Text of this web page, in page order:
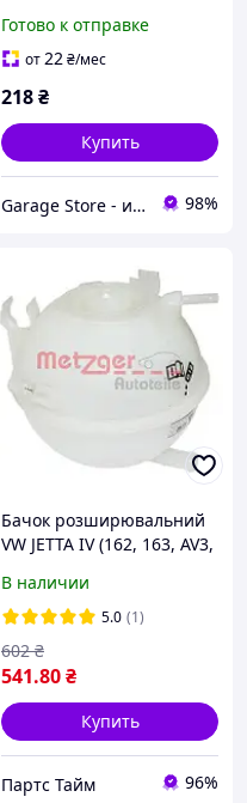
Готово к отправке
от22₴/мес
218₴
Купить
Garage Store - интернет магазин автозапчастей. 98%
Бачок розширювальний
VW JETTA IV (162, 163, AV3,
04 2140148
В наличии
5.0 (1)
541.80₴
602 ₴
Купить
Партс Тайм 96%